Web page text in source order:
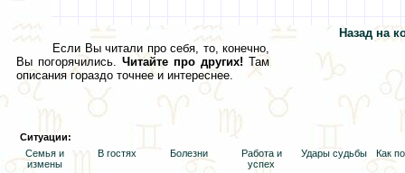
Если Вы читали про себя, то, конечно,
Вы погорячились. Читайте про других! Там
описания гораздо точнее и интереснее.
Назад на
Ситуации:
Семья и
измены
В гостях Болезни
Работа и
успех
Удары судьбы Как